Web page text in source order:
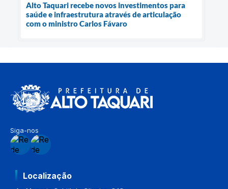
Alto Taquari recebe novos investimentos para
saúde e infraestrutura através de articulação
com o ministro Carlos Fávaro
Siga-nos
Localização